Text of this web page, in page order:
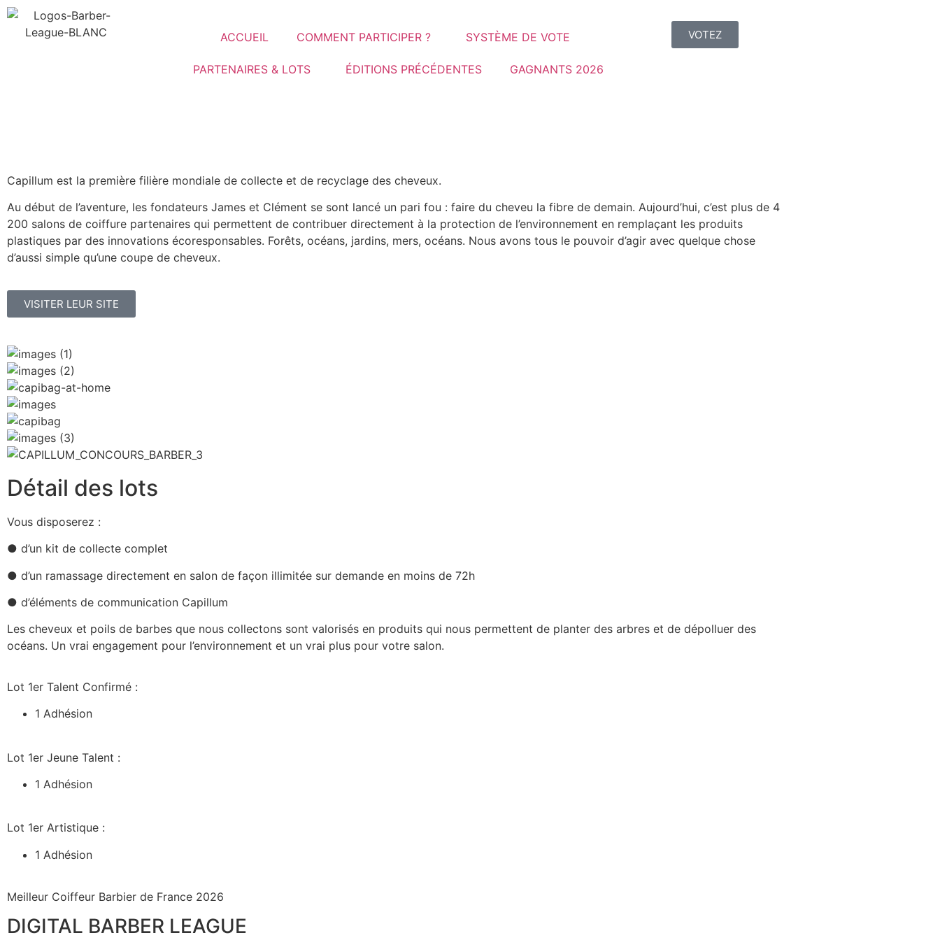
ACCUEIL COMMENT PARTICIPER ? SYSTÈME DE VOTE
PARTENAIRES & LOTS ÉDITIONS PRÉCÉDENTES GAGNANTS 2026
VOTEZ
Capillum est la première filière mondiale de collecte et de recyclage des cheveux.
Au début de l’aventure, les fondateurs James et Clément se sont lancé un pari fou : faire du cheveu la fibre de demain. Aujourd’hui, c’est plus de 4
200 salons de coiffure partenaires qui permettent de contribuer directement à la protection de l’environnement en remplaçant les produits
plastiques par des innovations écoresponsables. Forêts, océans, jardins, mers, océans. Nous avons tous le pouvoir d’agir avec quelque chose
d’aussi simple qu’une coupe de cheveux.
VISITER LEUR SITE
Détail des lots
Vous disposerez :
● d’un kit de collecte complet
● d’un ramassage directement en salon de façon illimitée sur demande en moins de 72h
● d’éléments de communication Capillum
Les cheveux et poils de barbes que nous collectons sont valorisés en produits qui nous permettent de planter des arbres et de dépolluer des
océans. Un vrai engagement pour l’environnement et un vrai plus pour votre salon.
Lot 1er Talent Confirmé :
1 Adhésion
Lot 1er Jeune Talent :
1 Adhésion
Lot 1er Artistique :
1 Adhésion
Meilleur Coiffeur Barbier de France 2026
DIGITAL BARBER LEAGUE